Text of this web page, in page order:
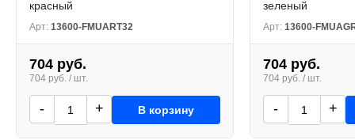
красный
Арт: 13600-FMUART32
704 руб.
704 руб. / шт.
- + В корзину
зеленый
Арт: 13600-
704 руб.
704 руб. / шт.
- +